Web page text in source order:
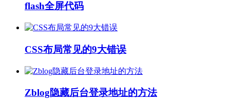
flash全屏代码
CSS布局常见的9大错误
Zblog隐藏后台登录地址的方法